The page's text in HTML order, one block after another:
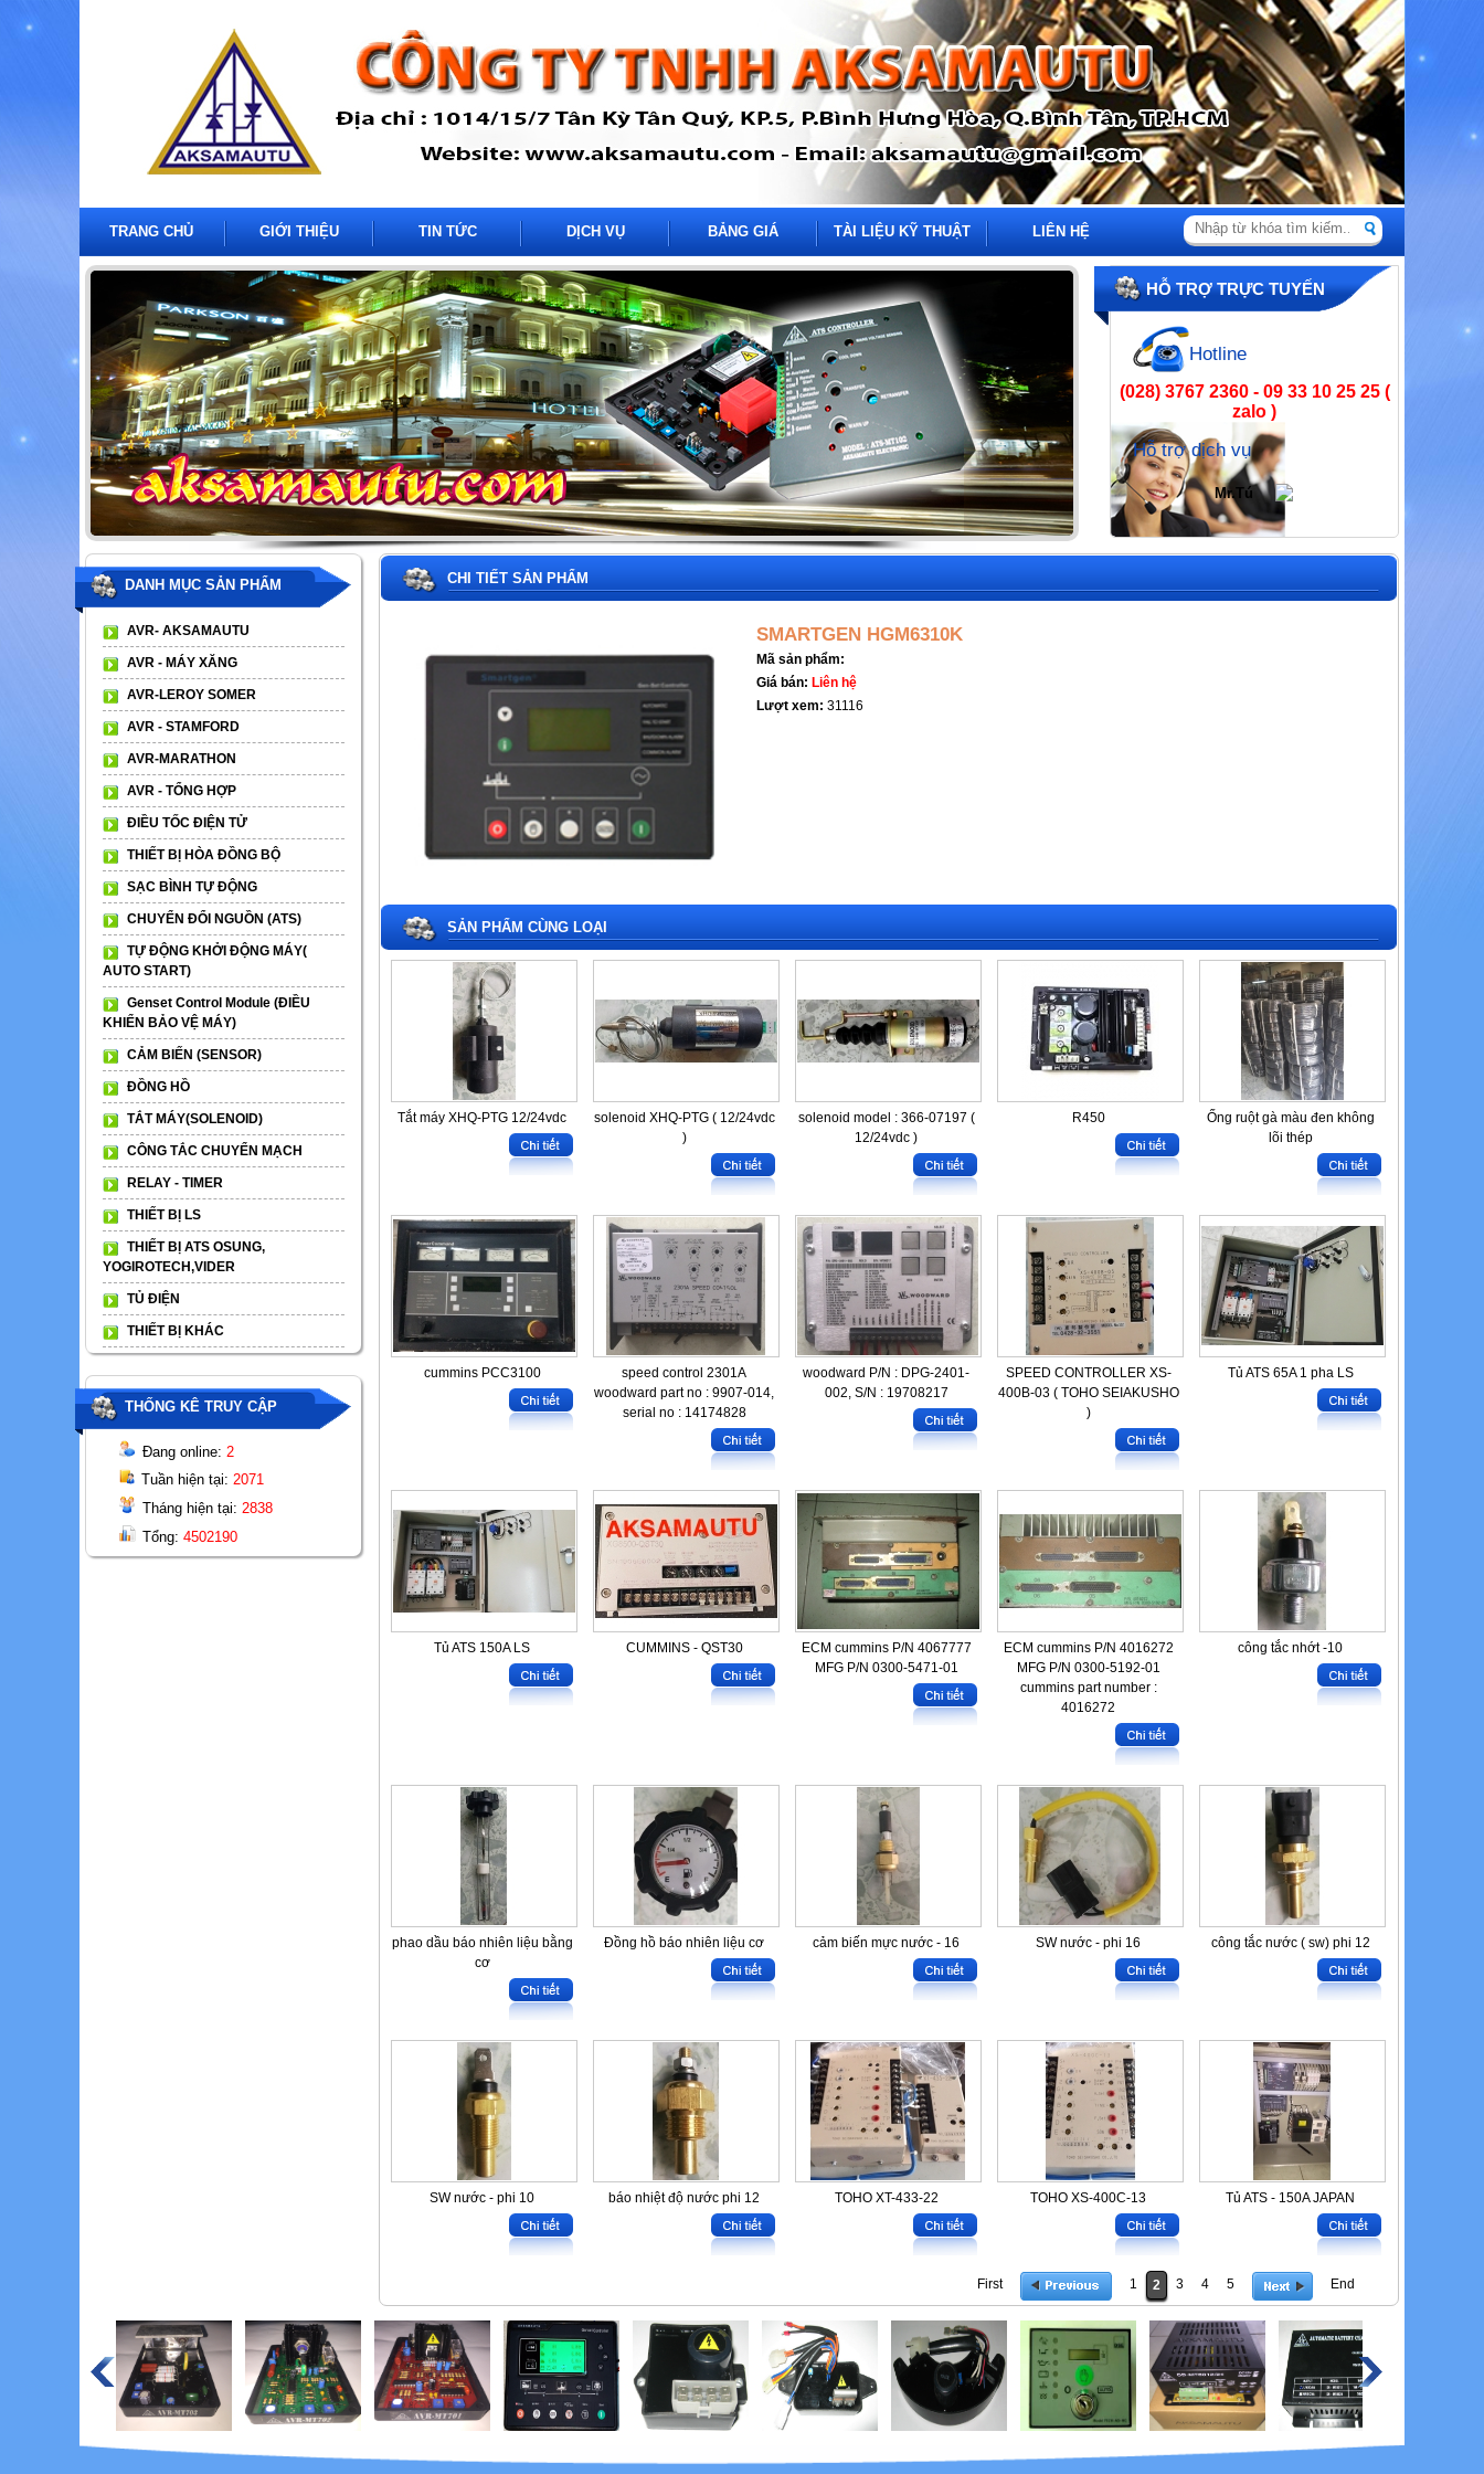
TRANG CHỦ GIỚI THIỆU TIN TỨC DỊCH VỤ BẢNG GIÁ TÀI LIỆU KỸ THUẬT LIÊN HỆ
HỖ TRỢ TRỰC TUYẾN
Hotline
(028) 3767 2360 - 09 33 10 25 25 (
zalo )
Hỗ trợ dịch vụ
Mr.Tú
DANH MỤC SẢN PHẨM
AVR- AKSAMAUTU
AVR - MÁY XĂNG
AVR-LEROY SOMER
AVR - STAMFORD
AVR-MARATHON
AVR - TỔNG HỢP
ĐIỀU TỐC ĐIỆN TỬ
THIẾT BỊ HÒA ĐỒNG BỘ
SẠC BÌNH TỰ ĐỘNG
CHUYỂN ĐỔI NGUỒN (ATS)
TỰ ĐỘNG KHỞI ĐỘNG MÁY(
AUTO START)
Genset Control Module (ĐIỀU
KHIỂN BẢO VỆ MÁY)
CẢM BIẾN (SENSOR)
ĐỒNG HỒ
TẮT MÁY(SOLENOID)
CÔNG TẮC CHUYỂN MẠCH
RELAY - TIMER
THIẾT BỊ LS
THIẾT BỊ ATS OSUNG,
YOGIROTECH,VIDER
TỦ ĐIỆN
THIẾT BỊ KHÁC
THỐNG KÊ TRUY CẬP
Đang online: 2
Tuần hiện tại: 2071
Tháng hiện tại: 2838
Tổng: 4502190
CHI TIẾT SẢN PHẨM
SMARTGEN HGM6310K
Mã sản phẩm:
Giá bán: Liên hệ
Lượt xem: 31116
SẢN PHẨM CÙNG LOẠI
Tắt máy XHQ-PTG 12/24vdc
solenoid XHQ-PTG ( 12/24vdc
)
solenoid model : 366-07197 (
12/24vdc )
R450
Ống ruột gà màu đen không
lõi thép
cummins PCC3100
speed control 2301A
woodward part no : 9907-014,
serial no : 14174828
woodward P/N : DPG-2401-
002, S/N : 19708217
SPEED CONTROLLER XS-
400B-03 ( TOHO SEIAKUSHO
)
Tủ ATS 65A 1 pha LS
Tủ ATS 150A LS CUMMINS - QST30
ECM cummins P/N 4067777
MFG P/N 0300-5471-01
ECM cummins P/N 4016272
MFG P/N 0300-5192-01
cummins part number :
4016272
công tắc nhớt -10
phao dầu báo nhiên liệu bằng
cơ
Đồng hồ báo nhiên liệu cơ cảm biến mực nước - 16 SW nước - phi 16 công tắc nước ( sw) phi 12
SW nước - phi 10 báo nhiệt độ nước phi 12 TOHO XT-433-22 TOHO XS-400C-13 Tủ ATS - 150A JAPAN
First 1 2 3 4 5 End